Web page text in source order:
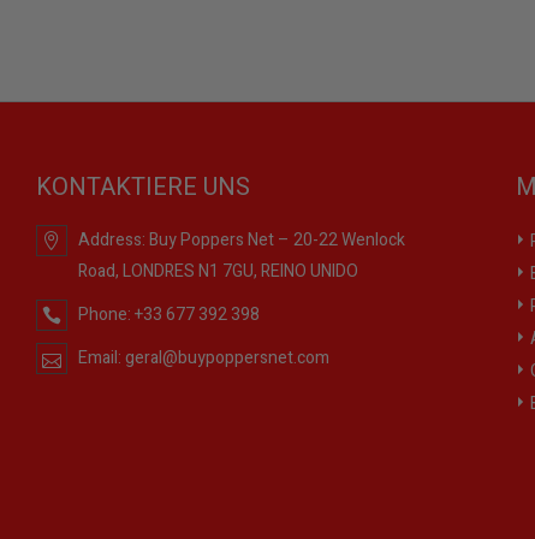
KONTAKTIERE UNS
Address:Buy Poppers Net – 20-22 Wenlock
Road, LONDRES N1 7GU, REINO UNIDO
Phone:+33 677 392 398
Email: geral@buypoppersnet.com